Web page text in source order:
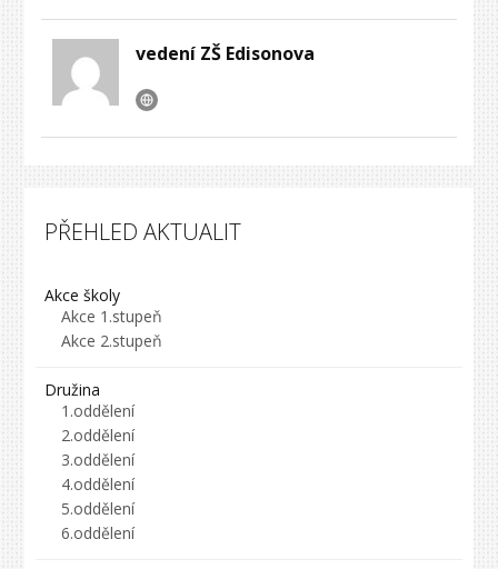
vedení ZŠ Edisonova
PŘEHLED AKTUALIT
Akce školy
Akce 1.stupeň
Akce 2.stupeň
Družina
1.oddělení
2.oddělení
3.oddělení
4.oddělení
5.oddělení
6.oddělení